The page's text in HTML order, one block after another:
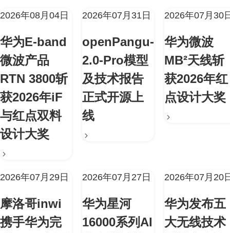
2026年08月04日
华为E-band
微波产品
RTN 3800斩
获2026年iF
与红点双料
设计大奖
2026年07月31日
openPangu-
2.0-Pro模型
及技术报告
正式开源上
线
2026年07月30
华为微波
MB²天线斩
获2026年红
点设计大奖
2026年07月29日
摩洛哥inwi
携手华为完
2026年07月27日
华为星河
16000系列AI
2026年07月20
华为发布五
大无线技术